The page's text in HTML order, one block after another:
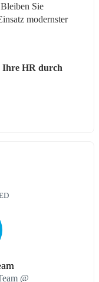
Sie
modernster
Ihre HR durch
@